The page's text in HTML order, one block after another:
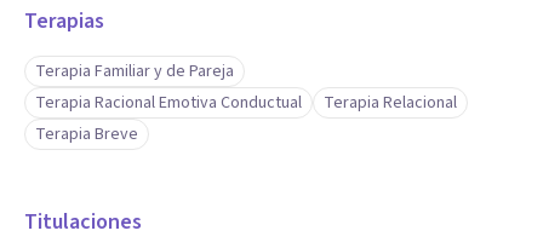
Terapias
Terapia Familiar y de Pareja
Terapia Racional Emotiva Conductual
Terapia Relacional
Terapia Breve
Titulaciones